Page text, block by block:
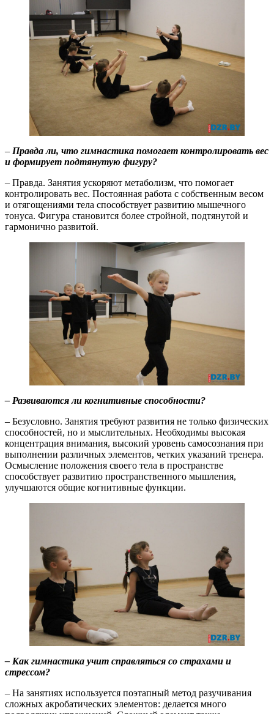
– Правда ли, что гимнастика помогает контролировать вес
и формирует подтянутую фигуру?
– Правда. Занятия ускоряют метаболизм, что помогает
контролировать вес. Постоянная работа с собственным весом
и отягощениями тела способствует развитию мышечного
тонуса. Фигура становится более стройной, подтянутой и
гармонично развитой.
– Развиваются ли когнитивные способности?
– Безусловно. Занятия требуют развития не только физических
способностей, но и мыслительных. Необходимы высокая
концентрация внимания, высокий уровень самосознания при
выполнении различных элементов, четких указаний тренера.
Осмысление положения своего тела в пространстве
способствует развитию пространственного мышления,
улучшаются общие когнитивные функции.
– Как гимнастика учит справляться со страхами и
стрессом?
– На занятиях используется поэтапный метод разучивания
сложных акробатических элементов: делается много